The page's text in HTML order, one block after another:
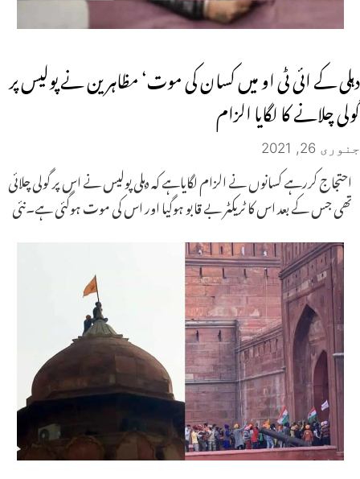
دہلی کے ائی ٹی او میں کسان کی موت‘ مظاہرین نے پولیس پر
گولی چلانے کا لگایا الزام
جنوری 26, 2021
احتجاج کررہے کسانوں نے الزام لگایاہے کہ دہلی پولیس نے اس پر گولی چلائی
تھی جس کے بعد اس کا ٹریکٹر بے قابو ہوگیا اور اس کی موت ہوگئی ہے۔نئی